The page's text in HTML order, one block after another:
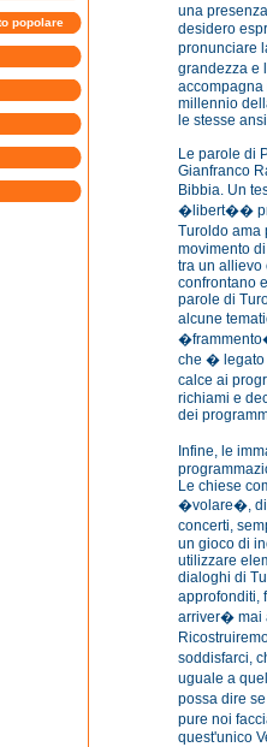
popolare
una
desidero
pronunciare
grandezza e
accompagna
millennio
le stesse
Le parole di
Gianfranco
Bibbia. Un
�libert��
Turoldo ama
movimento
tra un allievo
confrontano
parole di
alcune
che � legato
calce ai
richiami e
dei
Infine, le
Le chiese
�volare�,
concerti,
un gioco di
utilizzare
dialoghi di
approfonditi,
arriver� mai
soddisfarci,
uguale a
possa dire
pure noi
quest'unico